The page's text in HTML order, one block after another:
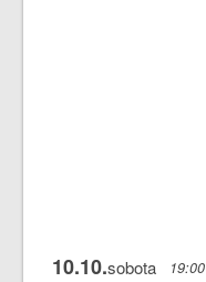
10.10.sobota 19:00